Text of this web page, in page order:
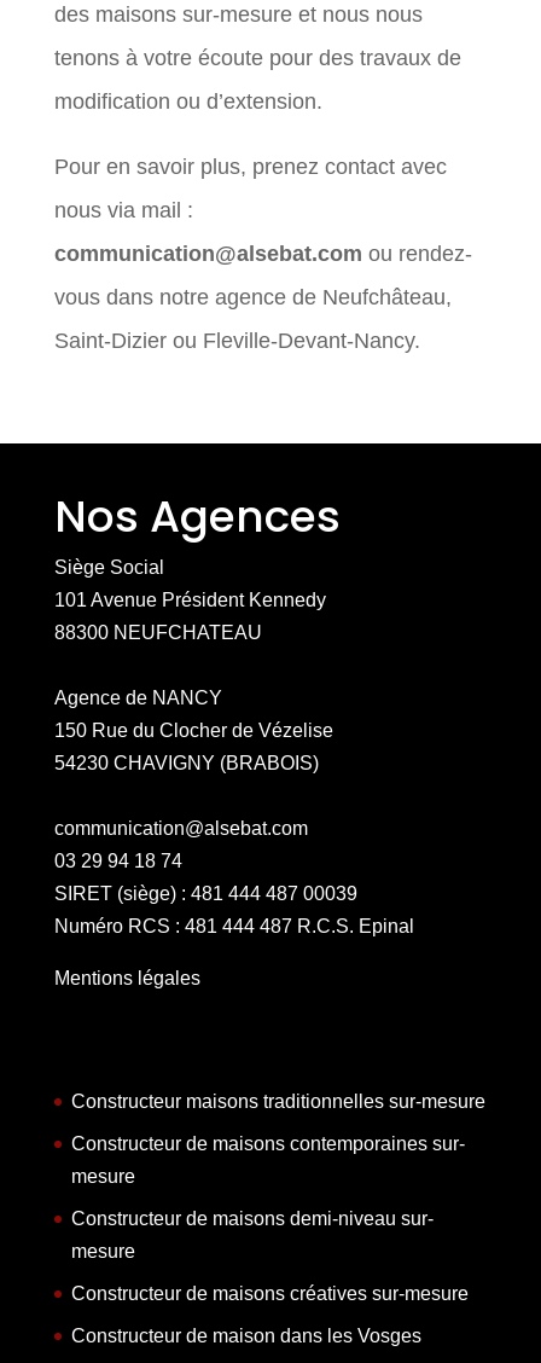
des maisons sur-mesure et nous nous
tenons à votre écoute pour des travaux de
modification ou d’extension.
Pour en savoir plus, prenez contact avec
nous via mail :
communication@alsebat.com ou rendez-
vous dans notre agence de Neufchâteau,
Saint-Dizier ou Fleville-Devant-Nancy.
Nos Agences
Siège Social
101 Avenue Président Kennedy
88300 NEUFCHATEAU
Agence de NANCY
150 Rue du Clocher de Vézelise
54230 CHAVIGNY (BRABOIS)
communication@alsebat.com
03 29 94 18 74
SIRET (siège) : 481 444 487 00039
Numéro RCS : 481 444 487 R.C.S. Epinal
Mentions légales
Constructeur maisons traditionnelles sur-mesure
Constructeur de maisons contemporaines sur-
mesure
Constructeur de maisons demi-niveau sur-
mesure
Constructeur de maisons créatives sur-mesure
Constructeur de maison dans les Vosges